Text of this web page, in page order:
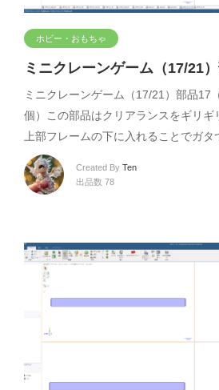
ホビー・おもちゃ
ミニクレーンゲーム（17/21
ミニクレーンゲーム（17/21）部品17
個）この部品はクリアランスをギリギ
上部フレームの下に入れることでガタ
Created By Ten
出品数 78